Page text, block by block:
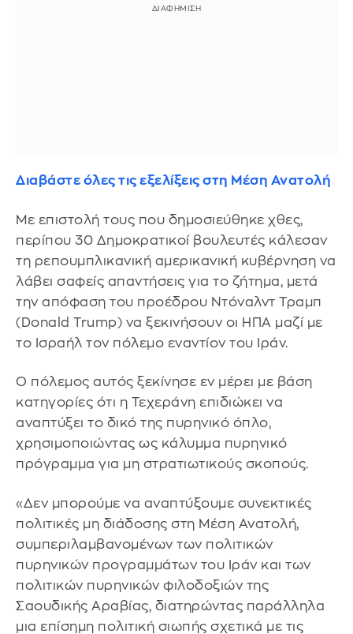
Διαβάστε όλες τις εξελίξεις στη Μέση Ανατολή
Με επιστολή τους που δημοσιεύθηκε χθες,
περίπου 30 Δημοκρατικοί βουλευτές κάλεσαν
τη ρεπουμπλικανική αμερικανική κυβέρνηση να
λάβει σαφείς απαντήσεις για το ζήτημα, μετά
την απόφαση του προέδρου Ντόναλντ Τραμπ
(Donald Trump) να ξεκινήσουν οι ΗΠΑ μαζί με
το Ισραήλ τον πόλεμο εναντίον του Ιράν.
Ο πόλεμος αυτός ξεκίνησε εν μέρει με βάση
κατηγορίες ότι η Τεχεράνη επιδιώκει να
αναπτύξει το δικό της πυρηνικό όπλο,
χρησιμοποιώντας ως κάλυμμα πυρηνικό
πρόγραμμα για μη στρατιωτικούς σκοπούς.
«Δεν μπορούμε να αναπτύξουμε συνεκτικές
πολιτικές μη διάδοσης στη Μέση Ανατολή,
συμπεριλαμβανομένων των πολιτικών
πυρηνικών προγραμμάτων του Ιράν και των
πολιτικών πυρηνικών φιλοδοξιών της
Σαουδικής Αραβίας, διατηρώντας παράλληλα
μια επίσημη πολιτική σιωπής σχετικά με τις